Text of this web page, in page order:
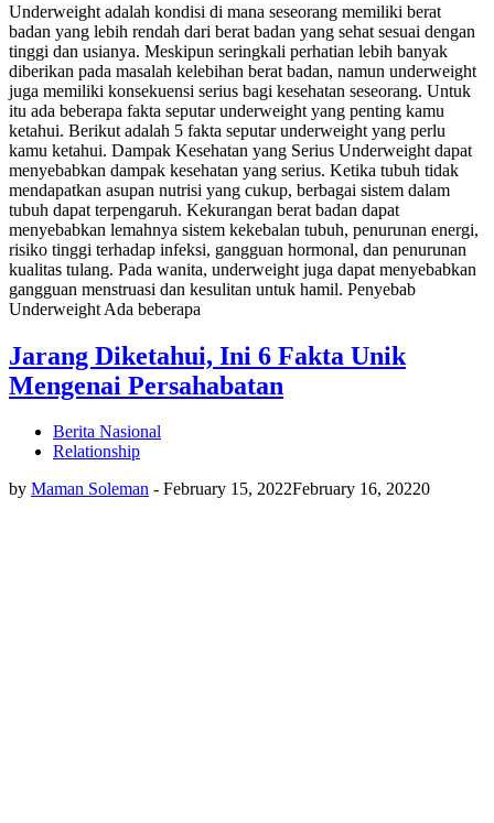
Underweight adalah kondisi di mana seseorang memiliki berat
badan yang lebih rendah dari berat badan yang sehat sesuai dengan
tinggi dan usianya. Meskipun seringkali perhatian lebih banyak
diberikan pada masalah kelebihan berat badan, namun underweight
juga memiliki konsekuensi serius bagi kesehatan seseorang. Untuk
itu ada beberapa fakta seputar underweight yang penting kamu
ketahui. Berikut adalah 5 fakta seputar underweight yang perlu
kamu ketahui. Dampak Kesehatan yang Serius Underweight dapat
menyebabkan dampak kesehatan yang serius. Ketika tubuh tidak
mendapatkan asupan nutrisi yang cukup, berbagai sistem dalam
tubuh dapat terpengaruh. Kekurangan berat badan dapat
menyebabkan lemahnya sistem kekebalan tubuh, penurunan energi,
risiko tinggi terhadap infeksi, gangguan hormonal, dan penurunan
kualitas tulang. Pada wanita, underweight juga dapat menyebabkan
gangguan menstruasi dan kesulitan untuk hamil. Penyebab
Underweight Ada beberapa
Jarang Diketahui, Ini 6 Fakta Unik
Mengenai Persahabatan
Berita Nasional
Relationship
by Maman Soleman - February 15, 2022February 16, 20220